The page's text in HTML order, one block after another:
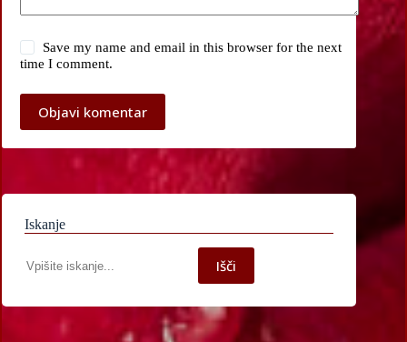
Save my name and email in this browser for the next
time I comment.
Objavi komentar
Iskanje
po
Išči